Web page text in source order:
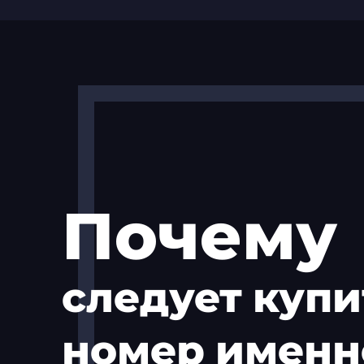
Почему
следует
номер